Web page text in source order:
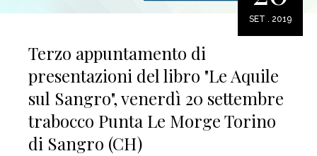
SET . 2019
Terzo appuntamento di
presentazioni del libro "Le Aquile
sul Sangro", venerdì 20 settembre
trabocco Punta Le Morge Torino
di Sangro (CH)